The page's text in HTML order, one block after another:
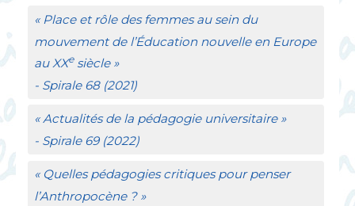
« Place et rôle des femmes au sein du
mouvement de l’Éducation nouvelle en Europe
auXXesiècle »
- Spirale68 (2021)
« Actualités de la pédagogie universitaire »
- Spirale69 (2022)
« Quelles pédagogies critiques pour penser
l’Anthropocène ? »